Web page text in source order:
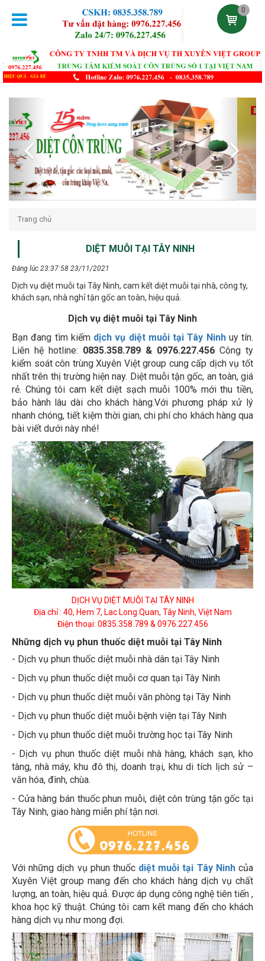
0
Previous Next
DIỆT MUỖI TẠI TÂY NINH
khách sạn, nhà nghỉ tận gốc an toàn, hiệu quả.
Dịch vụ diệt muỗi tại Tây Ninh
Bạn đang tìm kiếm
dịch vụ diệt muỗi tại Tây Ninh
uy tín.
Liên hệ hotline:0835.358.789 & 0976.227.456Công ty
kiểm soát côn trùng Xuyên Việt group cung cấp dịch vụ tốt
nhất trên thị trường hiện nay. Diệt muỗi tận gốc, an toàn, giá
rẻ. Chúng tôi cam kết diệt sạch muỗi 100% mới thu tiền,
bảo hành lâu dài cho khách hàng.Với phương pháp xử lý
nhanh chóng, tiết kiệm thời gian, chi phí cho khách hàng qua
bài viết dưới này nhé!
DỊCH VỤ DIỆT MUỖI TẠI TÂY NINH
Địa chỉ : 40, Hem 7, Lac Long Quan, Tây Ninh, Việt Nam
Điện thoại: 0835.358.789 & 0976.227.456
Những dịch vụ phun thuốc diệt muỗi tại Tây Ninh
- Dịch vụ phun thuốc diệt muỗi nhà dân tại Tây Ninh
- Dịch vụ phun thuốc diệt muỗi cơ quan tại Tây Ninh
- Dịch vụ phun thuốc diệt muỗi văn phòng tại Tây Ninh
- Dịch vụ phun thuốc diệt muỗi bệnh viện tại Tây Ninh
- Dịch vụ phun thuốc diệt muỗi trường học tại Tây Ninh
- Dịch vụ phun thuốc diệt muỗi nhà hàng, khách sạn, kho
tàng, nhà máy, khu đô thị, doanh trại, khu di tích lịch sử –
văn hóa, đình, chùa.
- Cửa hàng bán thuốc phun muỗi, diệt côn trùng tận gốc tại
Tây Ninh, giao hàng miễn phí tận nơi.
Với những dịch vụ phun thuốc diệt muỗi tại Tây Ninh
của
Xuyên Việt group mang đến cho khách hàng dịch vụ chất
lượng, an toàn, hiệu quả. Được áp dụng công nghệ tiên tiến ,
khoa học kỹ thuật. Chúng tôi cam kết mang đến cho khách
hàng dịch vụ như mong đợi.